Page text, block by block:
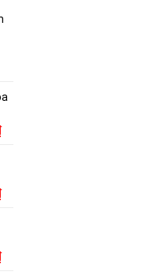
Giá
Giá
Giá